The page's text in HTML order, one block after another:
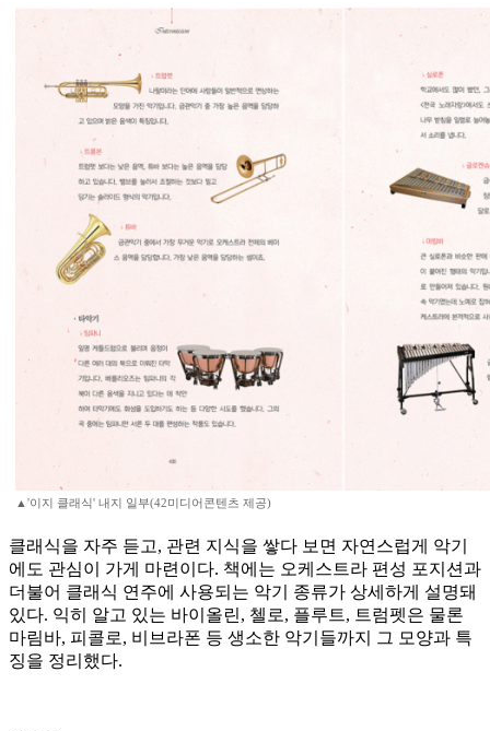
▲'이지 클래식' 내지 일부(42미디어콘텐츠 제공)
클래식을 자주 듣고, 관련 지식을 쌓다 보면 자연스럽게 악기
에도 관심이 가게 마련이다. 책에는 오케스트라 편성 포지션과
더불어 클래식 연주에 사용되는 악기 종류가 상세하게 설명돼
있다. 익히 알고 있는 바이올린, 첼로, 플루트, 트럼펫은 물론
마림바, 피콜로, 비브라폰 등 생소한 악기들까지 그 모양과 특
징을 정리했다.